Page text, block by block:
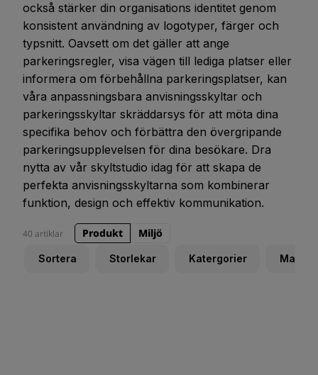
också stärker din organisations identitet genom
konsistent användning av logotyper, färger och
typsnitt. Oavsett om det gäller att ange
parkeringsregler, visa vägen till lediga platser eller
informera om förbehållna parkeringsplatser, kan
våra anpassningsbara anvisningsskyltar och
parkeringsskyltar skräddarsys för att möta dina
specifika behov och förbättra den övergripande
parkeringsupplevelsen för dina besökare. Dra
nytta av vår skyltstudio idag för att skapa de
perfekta anvisningsskyltarna som kombinerar
funktion, design och effektiv kommunikation.
Sortera Storlekar Katergorier
40 artiklar Produkt Miljö